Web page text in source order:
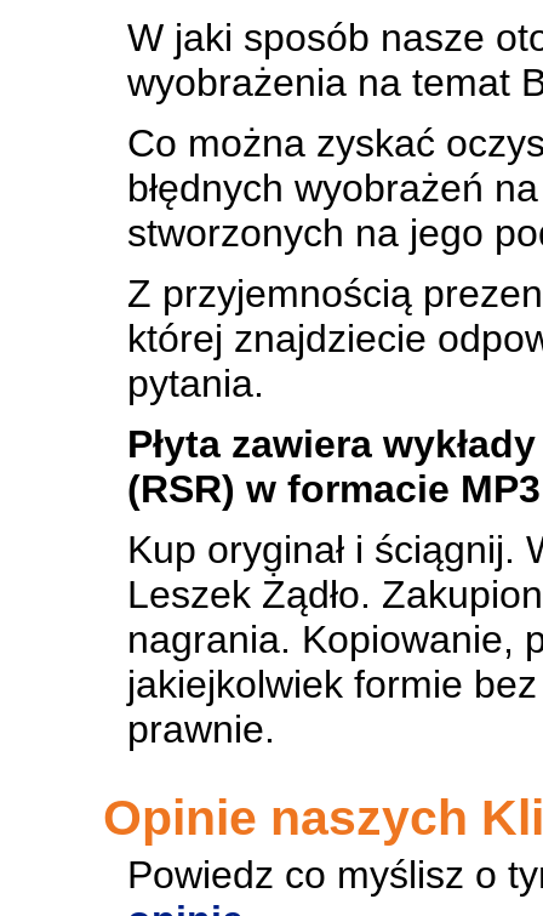
W jaki sposób nasze
wyobrażenia na temat
Co można zyskać
błędnych wyobrażeń
stworzonych na jego
Z przyjemnością
której znajdziecie
pytania.
Płyta zawiera
(RSR) w formacie
Kup oryginał i
Leszek Żądło.
nagrania. Kopiowanie,
jakiejkolwiek formie
prawnie.
Opinie naszych
Powiedz co myślisz o